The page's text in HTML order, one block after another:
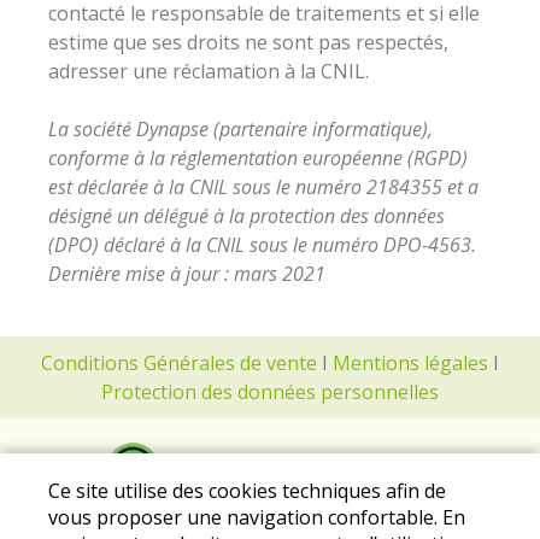
contacté le responsable de traitements et si elle
estime que ses droits ne sont pas respectés,
adresser une réclamation à la CNIL.
La société Dynapse (partenaire informatique),
conforme à la réglementation européenne (RGPD)
est déclarée à la CNIL sous le numéro 2184355 et a
désigné un délégué à la protection des données
(DPO) déclaré à la CNIL sous le numéro DPO-4563.
Dernière mise à jour : mars 2021
Conditions Générales de vente I Mentions légales I
Protection des données personnelles
Ce site utilise des cookies techniques afin de
vous proposer une navigation confortable. En